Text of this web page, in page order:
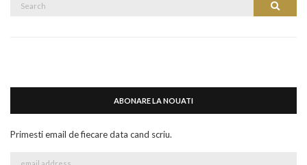
Search
ABONARE LA NOUATI
Primesti email de fiecare data cand scriu.